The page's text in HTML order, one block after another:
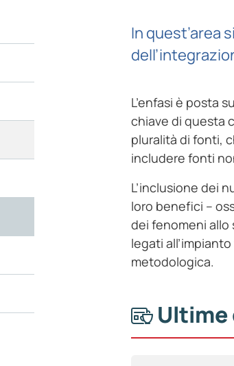
In quest’area
L’enfasi è posta
chiave di questa
pluralità di fonti,
includere fonti
L’inclusione dei
loro benefici –
dei fenomeni allo
legati
metodologica.